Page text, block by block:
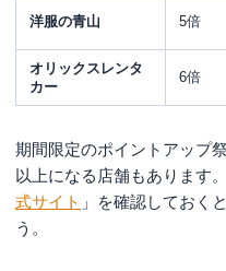
洋服の青山 5倍
オリックスレンタ
カー
6倍
期間限定のポイントアップ
以上になる店舗もあります
式サイト 」を確認しておく
う。